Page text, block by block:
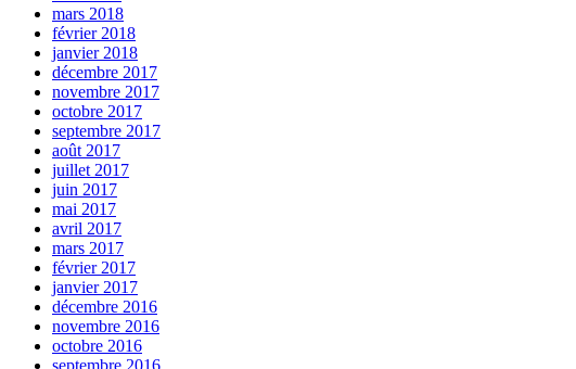
mars 2018
février 2018
janvier 2018
décembre 2017
novembre 2017
octobre 2017
septembre 2017
août 2017
juillet 2017
juin 2017
mai 2017
avril 2017
mars 2017
février 2017
janvier 2017
décembre 2016
novembre 2016
octobre 2016
septembre 2016